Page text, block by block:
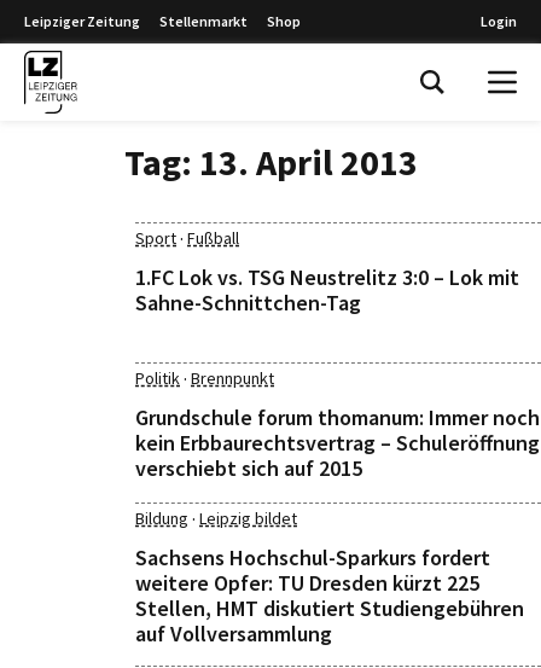
Leipziger Zeitung Stellenmarkt Shop Login
Tag: 13. April 2013
Sport· Fußball
1.FC Lok vs. TSG Neustrelitz 3:0 – Lok mit
Sahne-Schnittchen-Tag
Politik· Brennpunkt
Grundschule forum thomanum: Immer noch
kein Erbbaurechtsvertrag – Schuleröffnung
verschiebt sich auf 2015
Bildung · Leipzig bildet
Sachsens Hochschul-Sparkurs fordert
weitere Opfer: TU Dresden kürzt 225
Stellen, HMT diskutiert Studiengebühren
auf Vollversammlung